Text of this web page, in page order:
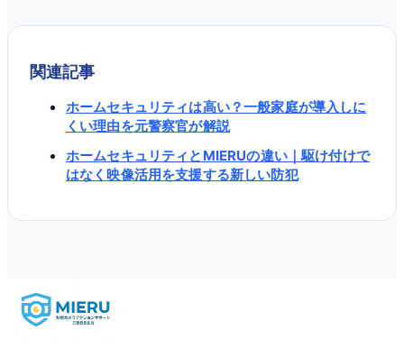
関連記事
ホームセキュリティは高い？一般家庭が導入しに
くい理由を元警察官が解説
ホームセキュリティとMIERUの違い｜駆け付けで
はなく映像活用を支援する新しい防犯